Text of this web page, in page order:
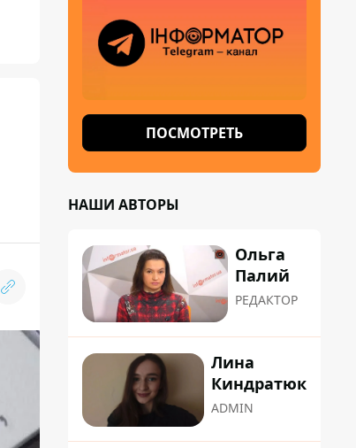
ПОСМОТРЕТЬ
НАШИ АВТОРЫ
Ольга
Палий
РЕДАКТОР
Лина
Киндратюк
ADMIN